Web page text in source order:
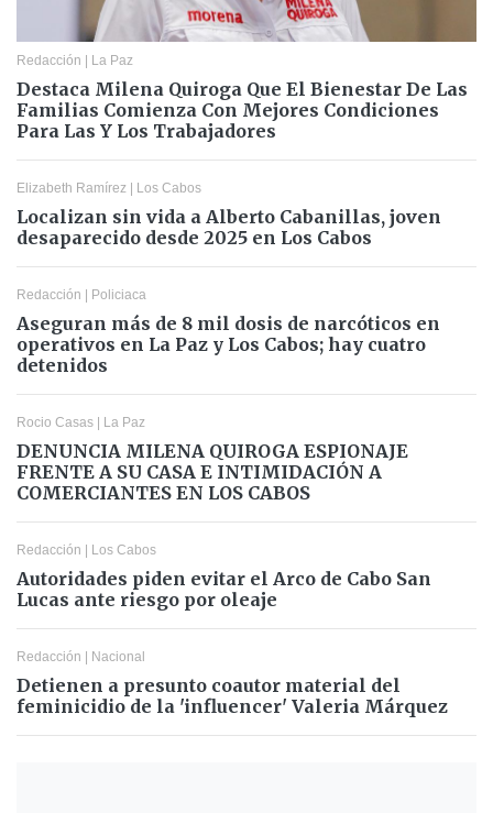
Redacción La Paz
Destaca Milena Quiroga Que El Bienestar De Las
Familias Comienza Con Mejores Condiciones
Para Las Y Los Trabajadores
Elizabeth Ramírez Los Cabos
Localizan sin vida a Alberto Cabanillas, joven
desaparecido desde 2025 en Los Cabos
Redacción Policiaca
Aseguran más de 8 mil dosis de narcóticos en
operativos en La Paz y Los Cabos; hay cuatro
detenidos
Rocio Casas La Paz
DENUNCIA MILENA QUIROGA ESPIONAJE
FRENTE A SU CASA E INTIMIDACIÓN A
COMERCIANTES EN LOS CABOS
Redacción Los Cabos
Autoridades piden evitar el Arco de Cabo San
Lucas ante riesgo por oleaje
Redacción Nacional
Detienen a presunto coautor material del
feminicidio de la 'influencer' Valeria Márquez